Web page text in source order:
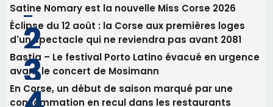
La gendarmerie alerte les restaurateurs corses
face à une nouvelle escroquerie au faux vendeur de
vin
Newsletter